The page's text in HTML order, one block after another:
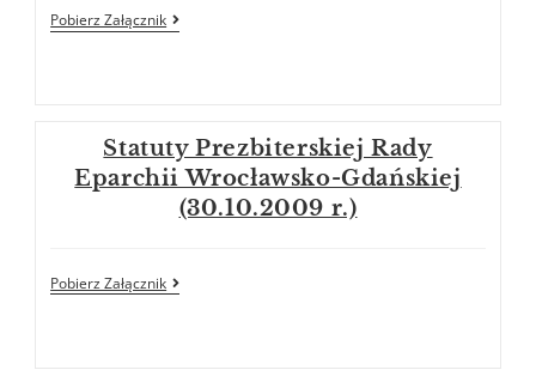
Pobierz Załącznik
Statuty Prezbiterskiej Rady
Eparchii Wrocławsko-Gdańskiej
(30.10.2009 r.)
Pobierz Załącznik